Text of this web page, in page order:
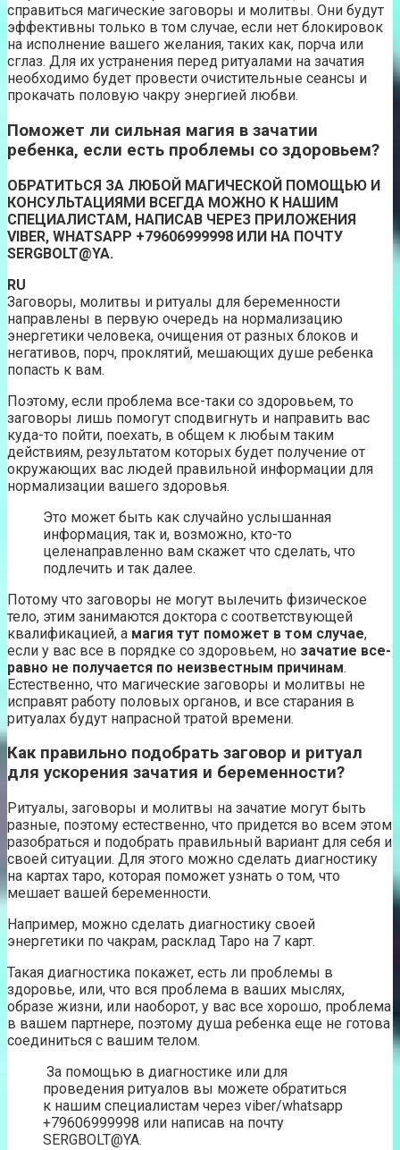
справиться магические заговоры и молитвы. Они будут
эффективны только в том случае, если нет блокировок
на исполнение вашего желания, таких как, порча или
сглаз. Для их устранения перед ритуалами на зачатия
необходимо будет провести очистительные сеансы и
прокачать половую чакру энергией любви.
Поможет ли сильная магия в зачатии
ребенка, если есть проблемы со здоровьем?
ОБРАТИТЬСЯ ЗА ЛЮБОЙ МАГИЧЕСКОЙ ПОМОЩЬЮ И
КОНСУЛЬТАЦИЯМИ ВСЕГДА МОЖНО К НАШИМ
СПЕЦИАЛИСТАМ, НАПИСАВ ЧЕРЕЗ ПРИЛОЖЕНИЯ
VIBER, WHATSAPP +79606999998 ИЛИ НА ПОЧТУ
SERGBOLT@YA.
RU
Заговоры, молитвы и ритуалы для беременности
направлены в первую очередь на нормализацию
энергетики человека, очищения от разных блоков и
негативов, порч, проклятий, мешающих душе ребенка
попасть к вам.
Поэтому, если проблема все-таки со здоровьем, то
заговоры лишь помогут сподвигнуть и направить вас
куда-то пойти, поехать, в общем к любым таким
действиям, результатом которых будет получение от
окружающих вас людей правильной информации для
нормализации вашего здоровья.
Это может быть как случайно услышанная
информация, так и, возможно, кто-то
целенаправленно вам скажет что сделать, что
подлечить и так далее.
Потому что заговоры не могут вылечить физическое
тело, этим занимаются доктора с соответствующей
квалификацией, а магия тут поможет в том случае,
если у вас все в порядке со здоровьем, но зачатие все-
равно не получается по неизвестным причинам.
Естественно, что магические заговоры и молитвы не
исправят работу половых органов, и все старания в
ритуалах будут напрасной тратой времени.
Как правильно подобрать заговор и ритуал
для ускорения зачатия и беременности?
Ритуалы, заговоры и молитвы на зачатие могут быть
разные, поэтому естественно, что придется во всем этом
разобраться и подобрать правильный вариант для себя и
своей ситуации. Для этого можно сделать диагностику
на картах таро, которая поможет узнать о том, что
мешает вашей беременности.
Например, можно сделать диагностику своей
энергетики по чакрам, расклад Таро на 7 карт.
Такая диагностика покажет, есть ли проблемы в
здоровье, или, что вся проблема в ваших мыслях,
образе жизни, или наоборот, у вас все хорошо, проблема
в вашем партнере, поэтому душа ребенка еще не готова
соединиться с вашим телом.
За помощью в диагностике или для
проведения ритуалов вы можете обратиться
к нашим специалистам через viber/whatsapp
+79606999998 или написав на почту
SERGBOLT@YA.